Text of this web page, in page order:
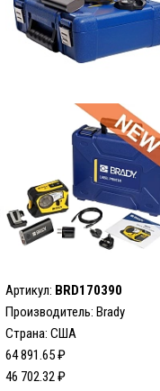
Артикул: BRD170390
Производитель: Brady
Страна: США
64 891.65 ₽
46 702.32 ₽